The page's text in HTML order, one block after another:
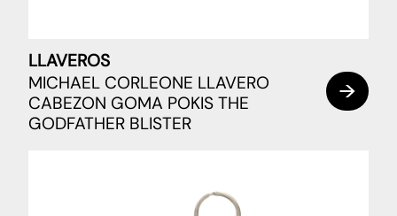
LLAVEROS
MICHAEL CORLEONE LLAVERO
CABEZON GOMA POKIS THE
GODFATHER BLISTER